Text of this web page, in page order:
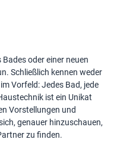
oder einer neuen
Schließlich kennen weder
Vorfeld: Jedes Bad, jede
ist ein Unikat
Vorstellungen und
genauer hinzuschauen,
zu finden.